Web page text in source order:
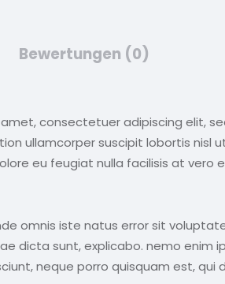
Bewertungen (0)
consectetuer adipiscing elit,
ullamcorper suscipit lobortis nisl
eu feugiat nulla facilisis at
omnis iste natus error sit
dicta sunt, explicabo. nemo enim
neque porro quisquam est, qui